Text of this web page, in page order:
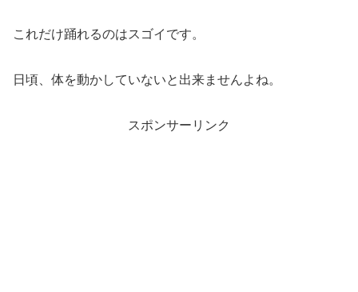
これだけ踊れるのはスゴイです。
日頃、体を動かしていないと出来ませんよね。
スポンサーリンク